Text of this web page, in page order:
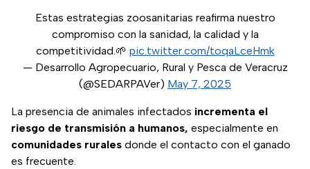
Estas estrategias zoosanitarias reafirma nuestro
compromiso con la sanidad, la calidad y la
competitividad.🌱 pic.twitter.com/toqaLceHmk
— Desarrollo Agropecuario, Rural y Pesca de Veracruz
(@SEDARPAVer) May 7, 2025
La presencia de animales infectados incrementa el
riesgo de transmisión a humanos, especialmente en
comunidades rurales donde el contacto con el ganado
es frecuente.